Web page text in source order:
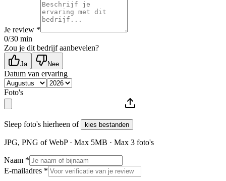
Je review *
0/30 min
Zou je dit bedrijf aanbevelen?
Ja Nee
Datum van ervaring
Foto's
Sleep foto's hierheen of kies bestanden
JPG, PNG of WebP · Max 5MB · Max 3 foto's
Naam *
E-mailadres *